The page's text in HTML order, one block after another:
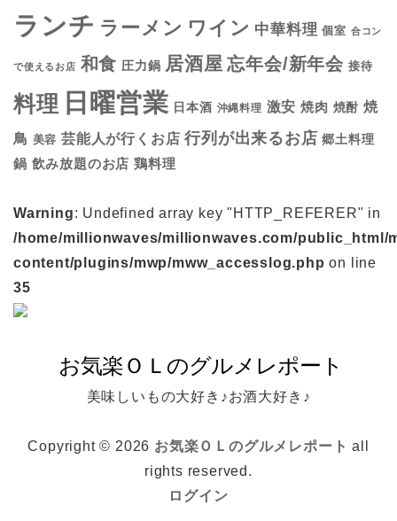
ランチ ラーメン ワイン 中華料理 個室 合コン
で使えるお店 和食 圧力鍋 居酒屋 忘年会/新年会 接待
料理 日曜営業 日本酒 沖縄料理 激安 焼肉 焼酎 焼
鳥 美容 芸能人が行くお店 行列が出来るお店 郷土料理
鍋 飲み放題のお店 鶏料理
Warning: Undefined array key "HTTP_REFERER" in
/home/millionwaves/millionwaves.com/public_html/
content/plugins/mwp/mww_accesslog.php on line
35
美味しいもの大好き♪お酒大好き♪
Copyright © 2026 お気楽ＯＬのグルメレポート all
rights reserved.
ログイン